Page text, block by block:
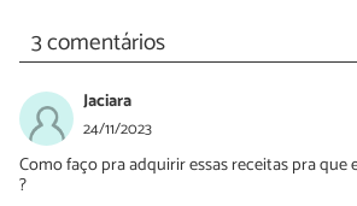
3 comentários
Jaciara
24/11/2023
Como faço pra adquirir essas receitas pra que
?